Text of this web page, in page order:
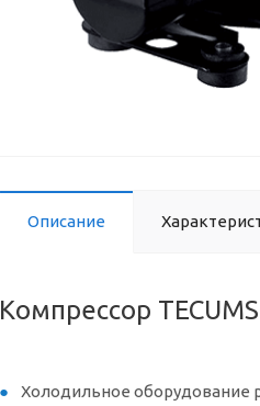
Описание
Компрессор
Холодильное оборудование